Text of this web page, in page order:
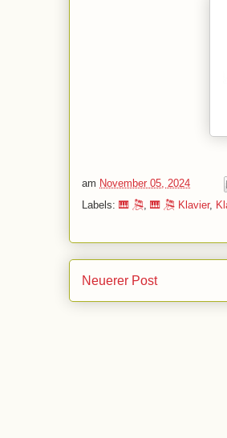
am November 05, 2024
Labels: 🎹 🎘 🎹 🎘 Klavier,
Neuerer Post